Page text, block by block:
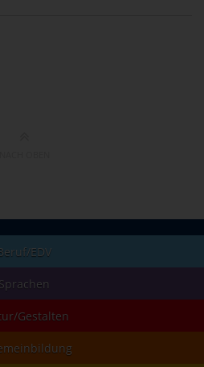
EDV
Sprachen
Gestalten